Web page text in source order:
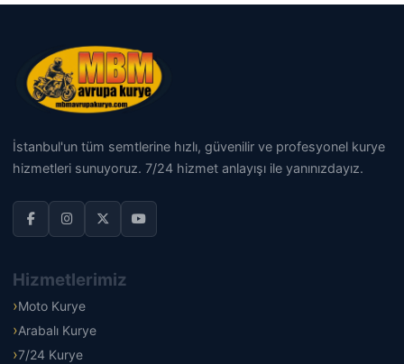
İstanbul'un tüm semtlerine hızlı, güvenilir ve profesyonel kurye
hizmetleri sunuyoruz. 7/24 hizmet anlayışı ile yanınızdayız.
Hizmetlerimiz
Moto Kurye
Arabalı Kurye
7/24 Kurye